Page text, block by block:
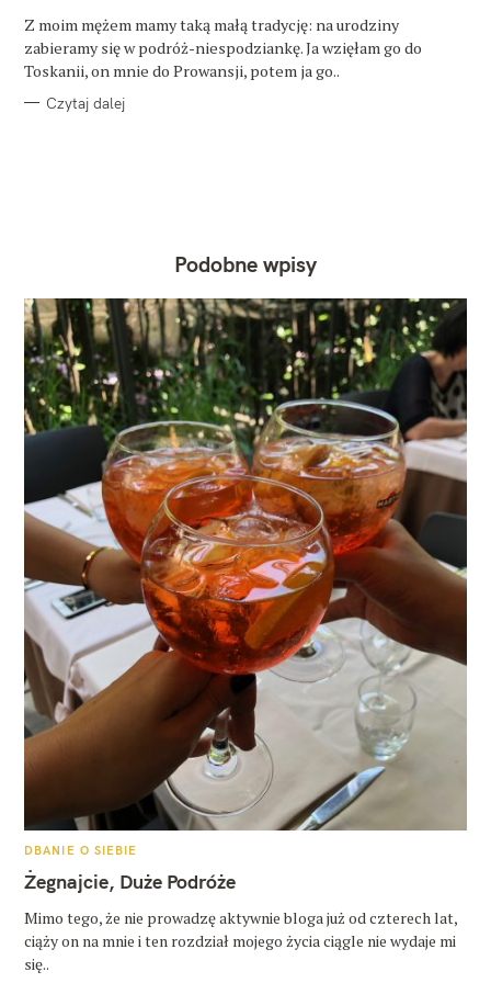
I
E
Z moim mężem mamy taką małą tradycję: na urodziny
zabieramy się w podróż-niespodziankę. Ja wzięłam go do
Toskanii, on mnie do Prowansji, potem ja go..
Czytaj dalej
Podobne wpisy
K
T
E
O
R
I
DBANIE O SIEBIE
Żegnajcie, Duże Podróże
Mimo tego, że nie prowadzę aktywnie bloga już od czterech lat,
ciąży on na mnie i ten rozdział mojego życia ciągle nie wydaje mi
się..